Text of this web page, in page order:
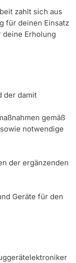
zahlt sich aus
für deinen Einsatz
Erholung
der damit
gemäß
notwendige
der ergänzenden
Geräte für den